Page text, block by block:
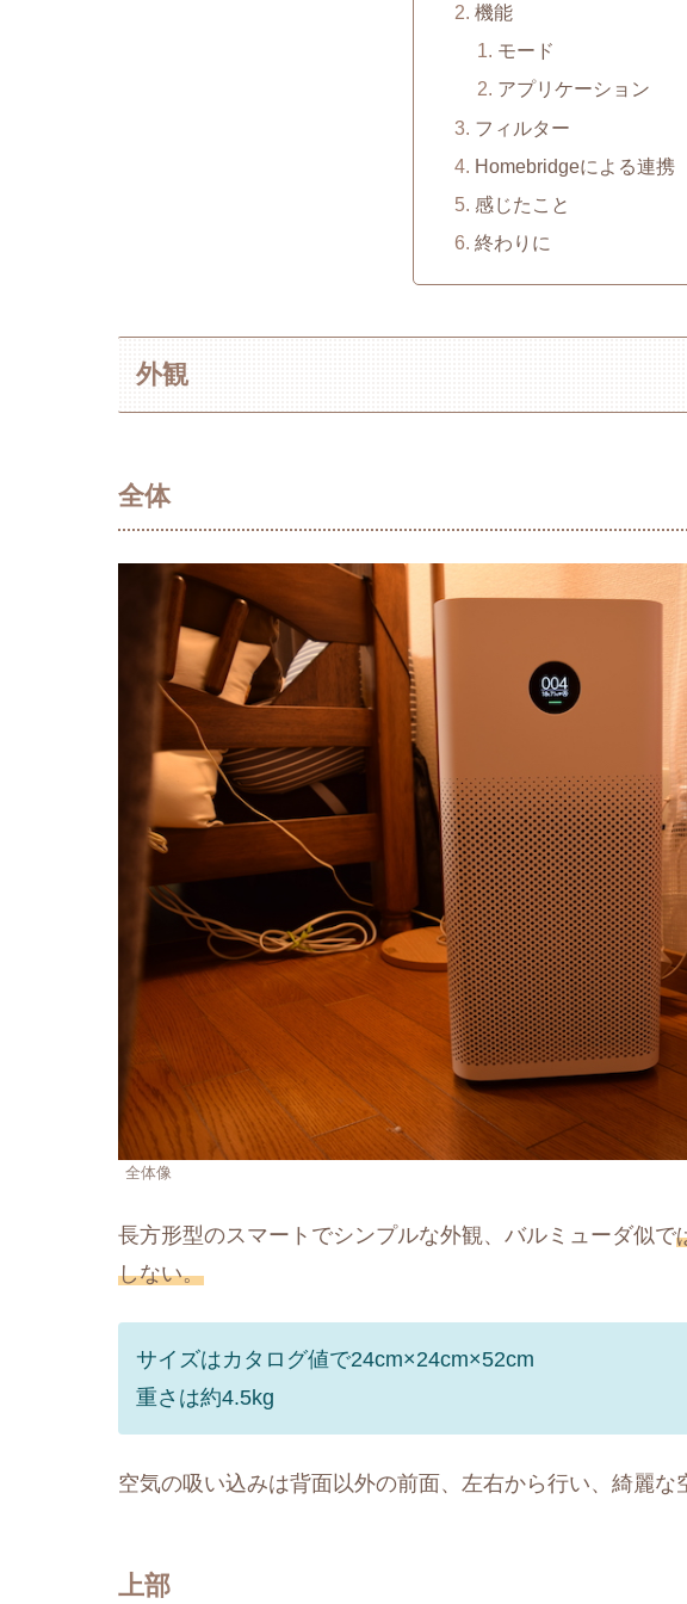
機能
モード
アプリケーション
フィルター
Homebridgeによる連携
感じたこと
終わりに
外観
全体
全体像
長方形型のスマートでシンプルな外観、バルミューダ似で
しない。
サイズはカタログ値で24cm×24cm×52cm
重さは約4.5kg
空気の吸い込みは背面以外の前面、左右から行い、綺麗な
上部